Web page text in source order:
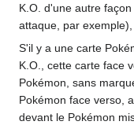
K.O. d'une autre
attaque, par
S'il y a une carte
K.O., cette carte face
Pokémon, sans
Pokémon face verso,
devant le Pokémon